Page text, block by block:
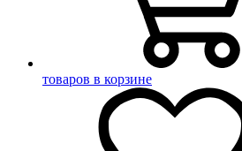
товаров в корзине